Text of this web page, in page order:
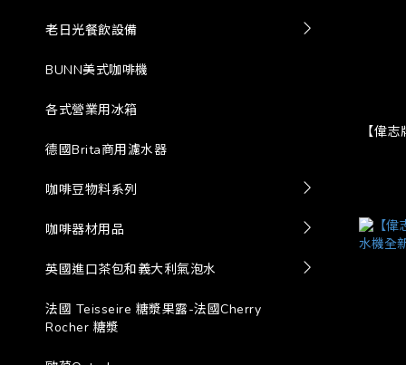
老日光餐飲設備
BUNN美式咖啡機
各式營業用冰箱
德國Brita商用濾水器
咖啡豆物料系列
咖啡器材用品
英國進口茶包和義大利氣泡水
法國 Teisseire 糖漿果露-法國Cherry
Rocher 糖漿
【偉